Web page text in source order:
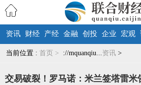
资讯 财经 产经 金融 创投 企业 宏观
当前位置 : 首页 > ://mquanqiu...资讯 >
交易破裂！罗马诺：米兰签塔雷米